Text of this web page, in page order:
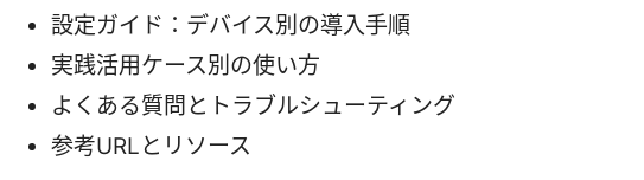
設定ガイド：デバイス別の導入手順
実践活用ケース別の使い方
よくある質問とトラブルシューティング
参考URLとリソース